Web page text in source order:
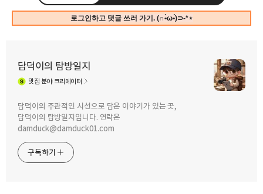
로그인하고 댓글 쓰러 가기. (∩•̀ω•́)⊃-*⋆
담덕이의 탐방일지
맛집 분야 크리에이터
담덕이의 주관적인 시선으로 담은 이야기가 있는 곳,
담덕이의 탐방일지입니다. 연락은
damduck@damduck01.com
구독하기
트위터
카카오스토리
안양에서의 마지막 "직장인 점심 메뉴
탐방"은 참항제주뚝배기의
갈치구이정식입니다.
2023.03.06